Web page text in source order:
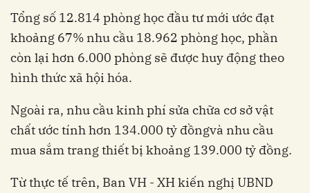
Tổng số 12.814 phòng học đầu tư mới ước đạt
khoảng 67% nhu cầu 18.962 phòng học, phần
còn lại hơn 6.000 phòng sẽ được huy động theo
hình thức xã hội hóa.
Ngoài ra, nhu cầu kinh phí sửa chữa cơ sở vật
chất ước tính hơn 134.000 tỷ đồngvà nhu cầu
mua sắm trang thiết bị khoảng 139.000 tỷ đồng.
Từ thực tế trên, Ban VH - XH kiến nghị UBND